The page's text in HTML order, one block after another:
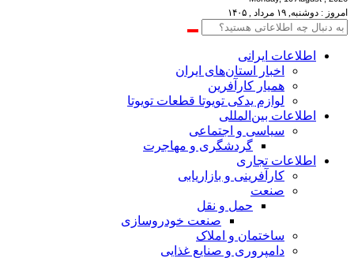
امروز : دوشنبه, ۱۹ مرداد , ۱۴۰۵
اطلاعات‌ ‎ایرانی
اخبار استان‌های ایران
همیار کارآفرین
لوازم یدکی تویوتا قطعات تویوتا
اطلاعات بین‌المللی
سیاسی و اجتماعی
گردشگری و مهاجرت
اطلاعات تجاری
کارآفرینی و بازاریابی
صنعت
حمل و نقل
صنعت خودروسازی
ساختمان و املاک
دامپروری و صنایع غذایی